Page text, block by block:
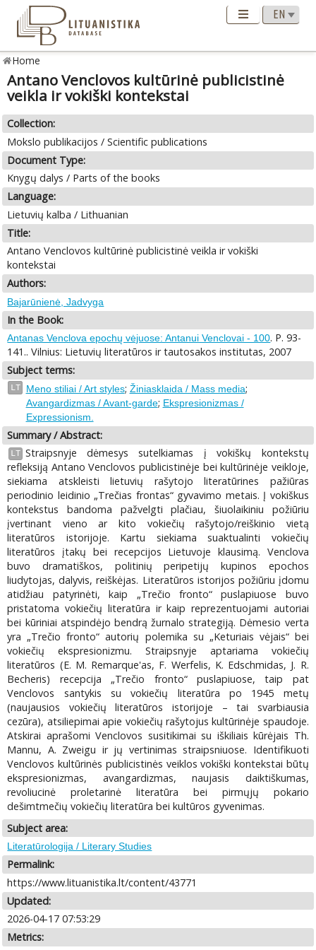
Home
Antano Venclovos kultūrinė publicistinė
veikla ir vokiški kontekstai
Collection:
Mokslo publikacijos / Scientific publications
Document Type:
Knygų dalys / Parts of the books
Language:
Lietuvių kalba / Lithuanian
Title:
Antano Venclovos kultūrinė publicistinė veikla ir vokiški
kontekstai
Authors:
Bajarūnienė, Jadvyga
In the Book:
Antanas Venclova epochų vėjuose: Antanui Venclovai - 100. P. 93-
141.. Vilnius: Lietuvių literatūros ir tautosakos institutas, 2007
Subject terms:
LT Meno stiliai / Art styles; Žiniasklaida / Mass media;
Avangardizmas / Avant-garde; Ekspresionizmas /
Expressionism.
Summary / Abstract:
LT Straipsnyje dėmesys sutelkiamas į vokiškų kontekstų
refleksiją Antano Venclovos publicistinėje bei kultūrinėje veikloje,
siekiama atskleisti lietuvių rašytojo literatūrines pažiūras
periodinio leidinio „Trečias frontas“ gyvavimo metais. Į vokiškus
kontekstus bandoma pažvelgti plačiau, šiuolaikiniu požiūriu
įvertinant vieno ar kito vokiečių rašytojo/reiškinio vietą
literatūros istorijoje. Kartu siekiama suaktualinti vokiečių
literatūros įtakų bei recepcijos Lietuvoje klausimą. Venclova
buvo dramatiškos, politinių peripetijų kupinos epochos
liudytojas, dalyvis, reiškėjas. Literatūros istorijos požiūriu įdomu
atidžiau patyrinėti, kaip „Trečio fronto“ puslapiuose buvo
pristatoma vokiečių literatūra ir kaip reprezentuojami autoriai
bei kūriniai atspindėjo bendrą žurnalo strategiją. Dėmesio verta
yra „Trečio fronto“ autorių polemika su „Keturiais vėjais“ bei
vokiečių ekspresionizmu. Straipsnyje aptariama vokiečių
literatūros (E. M. Remarque'as, F. Werfelis, K. Edschmidas, J. R.
Becheris) recepcija „Trečio fronto“ puslapiuose, taip pat
Venclovos santykis su vokiečių literatūra po 1945 metų
(naujausios vokiečių literatūros istorijoje – tai svarbiausia
cezūra), atsiliepimai apie vokiečių rašytojus kultūrinėje spaudoje.
Atskirai aprašomi Venclovos susitikimai su iškiliais kūrėjais Th.
Mannu, A. Zweigu ir jų vertinimas straipsniuose. Identifikuoti
Venclovos kultūrinės publicistinės veiklos vokiški kontekstai būtų
ekspresionizmas, avangardizmas, naujasis daiktiškumas,
revoliucinė proletarinė literatūra bei pirmųjų pokario
dešimtmečių vokiečių literatūra bei kultūros gyvenimas.
Subject area:
Literatūrologija / Literary Studies
Permalink:
https://www.lituanistika.lt/content/43771
Updated:
2026-04-17 07:53:29
Metrics: